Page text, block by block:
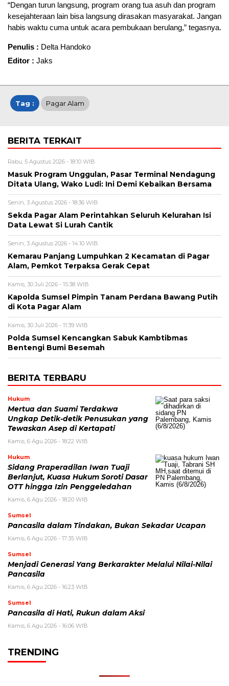
“Dengan turun langsung, program orang tua asuh dan program
kesejahteraan lain bisa langsung dirasakan masyarakat. Jangan
habis waktu cuma untuk acara pembukaan berulang,” tegasnya.
Penulis : Delta Handoko
Editor : Jaks
Tag : Pagar Alam
BERITA TERKAIT
Rabu, 5 Agustus 2026 - 18:10 WIB
Masuk Program Unggulan, Pasar Terminal Nendagung
Ditata Ulang, Wako Ludi: Ini Demi Kebaikan Bersama
Senin, 3 Agustus 2026 - 18:36 WIB
Sekda Pagar Alam Perintahkan Seluruh Kelurahan Isi
Data Lewat Si Lurah Cantik
Senin, 3 Agustus 2026 - 14:10 WIB
Kemarau Panjang Lumpuhkan 2 Kecamatan di Pagar
Alam, Pemkot Terpaksa Gerak Cepat
Kamis, 30 Juli 2026 - 15:38 WIB
Kapolda Sumsel Pimpin Tanam Perdana Bawang Putih
di Kota Pagar Alam
Kamis, 30 Juli 2026 - 11:39 WIB
Polda Sumsel Kencangkan Sabuk Kambtibmas
Bentengi Bumi Besemah
BERITA TERBARU
Hukum
Mertua dan Suami Terdakwa
Ungkap Detik-detik Penusukan yang
Tewaskan Asep di Kertapati
Kamis, 6 Agu 2026 - 18:22 WIB
Hukum
Sidang Praperadilan Iwan Tuaji
Berlanjut, Kuasa Hukum Soroti Dasar
OTT hingga Izin Penggeledahan
Kamis, 6 Agu 2026 - 18:20 WIB
Sumsel
Pancasila dalam Tindakan, Bukan Sekadar Ucapan
Kamis, 6 Agu 2026 - 17:35 WIB
Sumsel
Menjadi Generasi Yang Berkarakter Melalui Nilai-Nilai
Pancasila
Kamis, 6 Agu 2026 - 16:23 WIB
Sumsel
Pancasila di Hati, Rukun dalam Aksi
Kamis, 6 Agu 2026 - 16:06 WIB
TRENDING